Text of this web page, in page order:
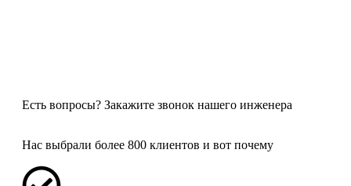
Есть вопросы? Закажите звонок нашего инженера
Нас выбрали более 800 клиентов и вот почему